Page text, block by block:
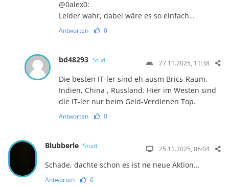
@0alex0:
Leider wahr, dabei wäre es so einfach…
Antworten 0
bd48293 Studi 27.11.2025, 11:38
Die besten IT-ler sind eh ausm Brics-Raum.
Indien, China , Russland. Hier im Westen sind
die IT-ler nur beim Geld-Verdienen Top.
Antworten 0
Blubberle Studi 25.11.2025, 06:04
Schade, dachte schon es ist ne neue Aktion…
Antworten 0